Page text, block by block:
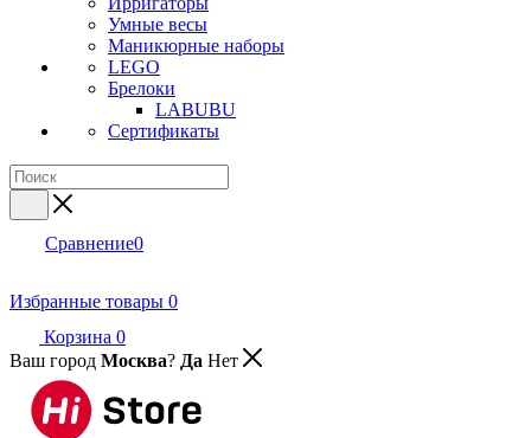
Умные весы
Маникюрные наборы
LEGO
Брелоки
LABUBU
Сертификаты
Сравнение0
Избранные товары 0
Корзина 0
Ваш город Москва? Да Нет